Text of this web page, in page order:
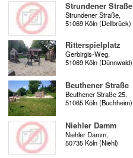
Strundener Straße
Strundener Straße,
51069 Köln (Dellbrück)
Ritterspielplatz
Gerbirgis-Weg,
51069 Köln (Dünnwald)
Beuthener Straße
Beuthener Straße 25,
51065 Köln (Buchheim)
Niehler Damm
Niehler Damm,
50735 Köln (Niehl)